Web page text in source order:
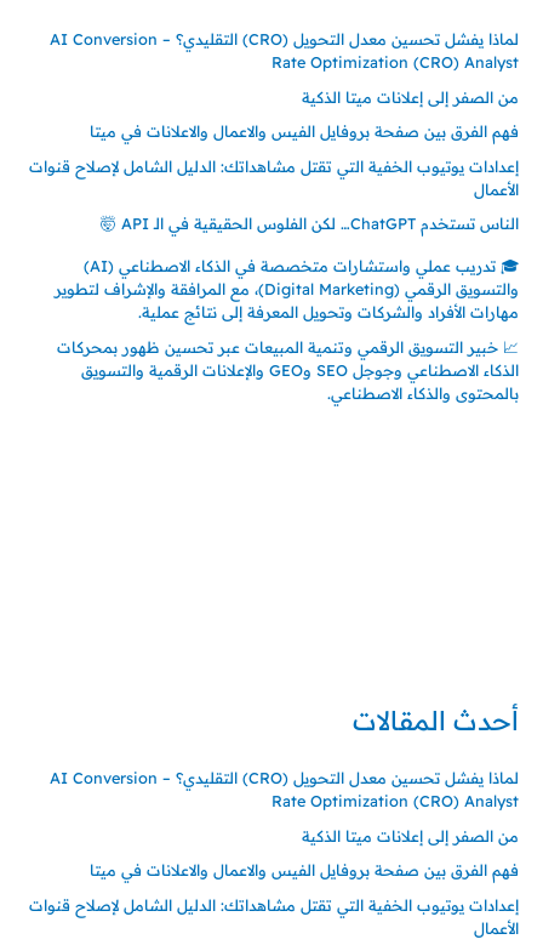
لماذا يفشل تحسين معدل التحويل (CRO) التقليدي؟ – AI Conversion
Rate Optimization (CRO) Analyst
من الصفر إلى إعلانات ميتا الذكية
فهم الفرق بين صفحة بروفايل الفيس والاعمال والاعلانات في ميتا
إعدادات يوتيوب الخفية التي تقتل مشاهداتك: الدليل الشامل لإصلاح قنوات
الأعمال
الناس تستخدم ChatGPT… لكن الفلوس الحقيقية في الـ API 🤯
🎓 تدريب عملي واستشارات متخصصة في الذكاء الاصطناعي (AI)
والتسويق الرقمي (Digital Marketing)، مع المرافقة والإشراف لتطوير
مهارات الأفراد والشركات وتحويل المعرفة إلى نتائج عملية.
📈 خبير التسويق الرقمي وتنمية المبيعات عبر تحسين ظهور بمحركات
الذكاء الاصطناعي وجوجل SEO وGEO والإعلانات الرقمية والتسويق
بالمحتوى والذكاء الاصطناعي.
أحدث المقالات
لماذا يفشل تحسين معدل التحويل (CRO) التقليدي؟ – AI Conversion
Rate Optimization (CRO) Analyst
من الصفر إلى إعلانات ميتا الذكية
فهم الفرق بين صفحة بروفايل الفيس والاعمال والاعلانات في ميتا
إعدادات يوتيوب الخفية التي تقتل مشاهداتك: الدليل الشامل لإصلاح قنوات
الأعمال